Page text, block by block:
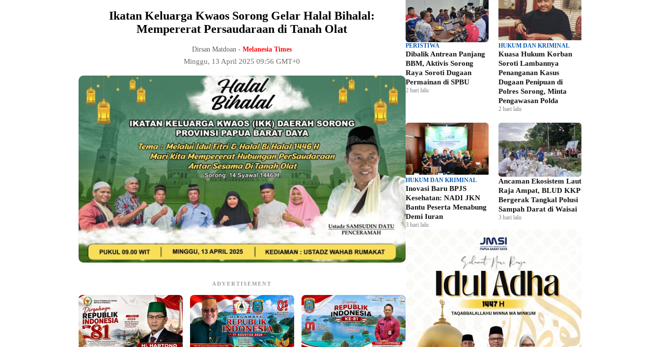
Ikatan Keluarga Kwaos Sorong Gelar Halal Bihalal:
Mempererat Persaudaraan di Tanah Olat
Dirsan Matdoan -Melanesia Times
Minggu, 13 April 2025 09:56 GMT+0
ADVERTISEMENT
PERISTIWA
Dibalik Antrean Panjang
BBM, Aktivis Sorong
Raya Soroti Dugaan
Permainan di SPBU
2 hari lalu
HUKUM DAN KRIMINAL
Kuasa Hukum Korban
Soroti Lambannya
Penanganan Kasus
Dugaan Penipuan di
Polres Sorong, Minta
Pengawasan Polda
2 hari lalu
HUKUM DAN KRIMINAL
Inovasi Baru BPJS
Kesehatan: NADI JKN
Bantu Peserta Menabung
Demi Iuran
3 hari lalu
Ancaman Ekosistem Laut
Raja Ampat, BLUD KKP
Bergerak Tangkal Polusi
Sampah Darat di Waisai
3 hari lalu